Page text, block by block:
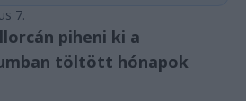
7.
piheni ki a
töltött hónapok